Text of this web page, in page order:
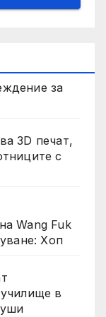
за
3D печат,
с
Wang Fuk
Хоп
в